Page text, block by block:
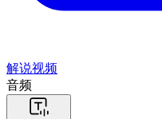
解说视频
音频